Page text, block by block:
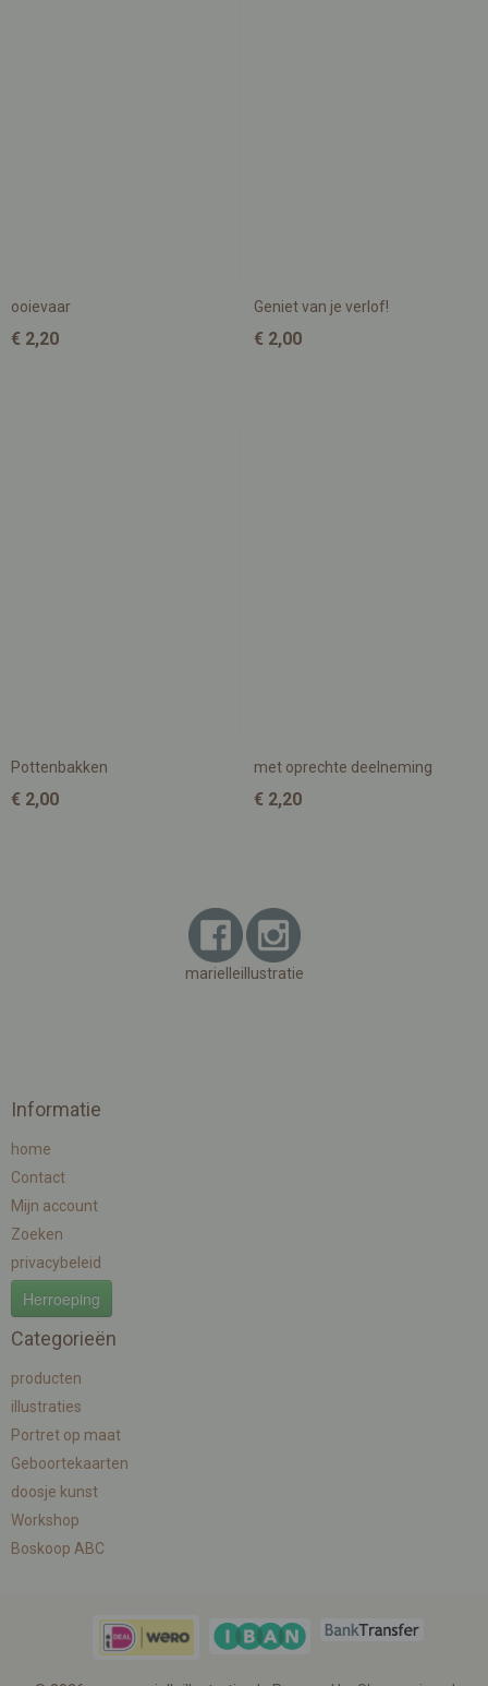
ooievaar
€ 2,20
Geniet van je verlof!
€ 2,00
Pottenbakken
€ 2,00
met oprechte deelneming
€ 2,20
marielleillustratie
Informatie
home
Contact
Mijn account
Zoeken
privacybeleid
Herroeping
Categorieën
producten
illustraties
Portret op maat
Geboortekaarten
doosje kunst
Workshop
Boskoop ABC